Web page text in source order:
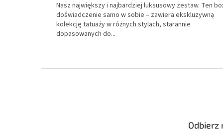
Nasz największy i najbardziej luksusowy zestaw. Ten
doświadczenie samo w sobie – zawiera ekskluzywną
kolekcję tatuaży w różnych stylach, starannie
dopasowanych do...